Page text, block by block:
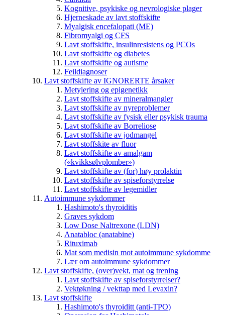
Kognitive, psykiske og nevrologiske plager
Hjerneskade av lavt stoffskifte
Myalgisk encefalopati (ME)
Fibromyalgi og CFS
Lavt stoffskifte, insulinresistens og PCOs
Lavt stoffskifte og diabetes
Lavt stoffskifte og autisme
Feildiagnoser
Lavt stoffskifte av IGNORERTE årsaker
Metylering og epigenetikk
Lavt stoffskifte av mineralmangler
Lavt stoffskifte av nyreproblemer
Lavt stoffskifte av fysisk eller psykisk trauma
Lavt stoffskifte av Borreliose
Lavt stoffskifte av jodmangel
Lavt stoffskite av fluor
Lavt stoffskifte av amalgam
(«kvikksølvplomber»)
Lavt stoffskifte av (for) høy prolaktin
Lavt stoffskifte av spiseforstyrrelse
Lavt stoffskifte av legemidler
Autoimmune sykdommer
Hashimoto's thyroiditis
Graves sykdom
Low Dose Naltrexone (LDN)
Anatabloc (anatabine)
Rituximab
Mat som medisin mot autoimmune sykdomme
Lær om autoimmune sykdommer
Lavt stoffskifte, (over)vekt, mat og trening
Lavt stoffskifte av spiseforstyrrelser?
Vektøkning / vekttap med Levaxin?
Lavt stoffskifte
Hashimoto's thyroiditt (anti-TPO)